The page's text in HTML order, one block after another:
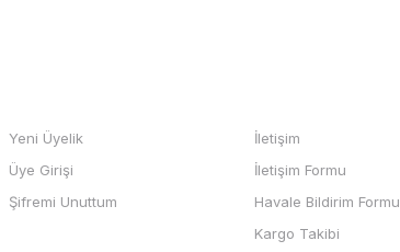
ve odeme kolay , büyük
Yeni Üyelik
Üye Girişi
Şifremi Unuttum
İletişim
İletişim Formu
Havale Bildirim Formu
Kargo Takibi